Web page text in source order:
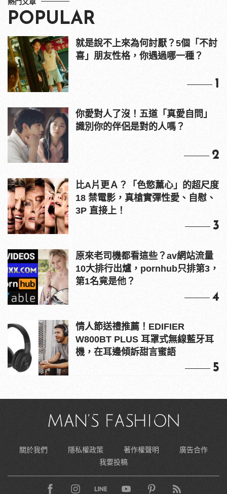
熱門文章
POPULAR
就是說不上來為何討厭？5個「不討
喜」朋友性格，你遇過哪一種？
1
你愛對人了沒！五道「真愛自問」
識別你的伴侶是對的人嗎？
2
比A片更Ａ？「色慾薰心」的超尺度
18 禁電影，真槍實彈性愛、自慰、
3P 直接上！
3
原來老司機都看這些？av網站流量
10大排行出爐，pornhub只排第3，
第1名竟是他？
4
情人節送禮推薦！EDIFIER
W800BT PLUS 耳罩式無線藍牙耳
機，在耳邊傾訴甜言蜜語
5
關於我們 隱私權政策 著作權聲明
廣告合作
我要投稿